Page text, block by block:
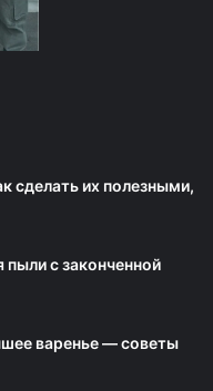
сделать их полезными,
с законченной
варенье — советы